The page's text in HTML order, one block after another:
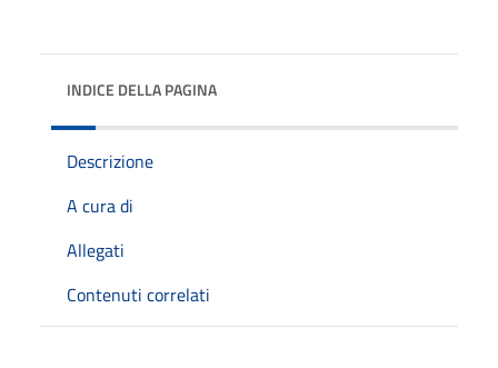
INDICE DELLA PAGINA
Descrizione
A cura di
Allegati
Contenuti correlati